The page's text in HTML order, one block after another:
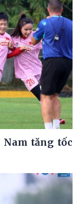
tăng tốc